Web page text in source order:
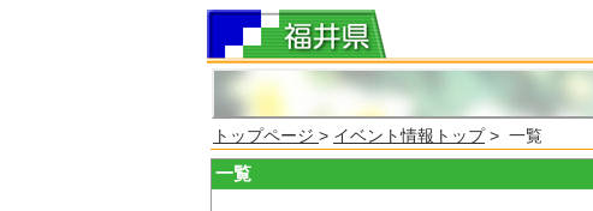
トップページ > イベント情報トップ> 一覧
一覧